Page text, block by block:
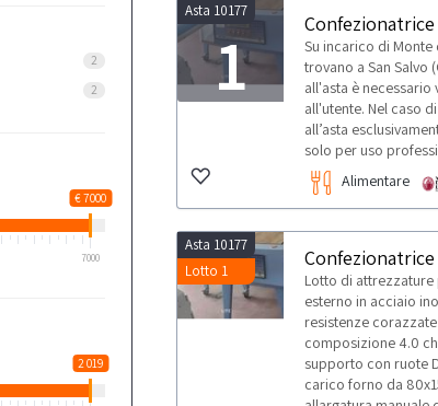
2
2
€ 7000
7000
2 019
Asta 10177
1
Su incarico di Monte
trovano a San Salvo
all'asta è necessario
all'utente. Nel caso
all’asta
solo per uso
Alimentare
Asta 10177
Lotto 1
Lotto di
esterno in acciaio
resistenze corazzate
composizione 4.0
supporto con ruote
carico forno da